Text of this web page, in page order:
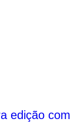
edição